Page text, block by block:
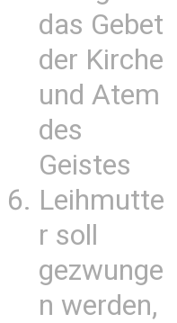
das Gebet
der Kirche
und Atem
des
Geistes
Leihmutte
r soll
gezwunge
n werden,